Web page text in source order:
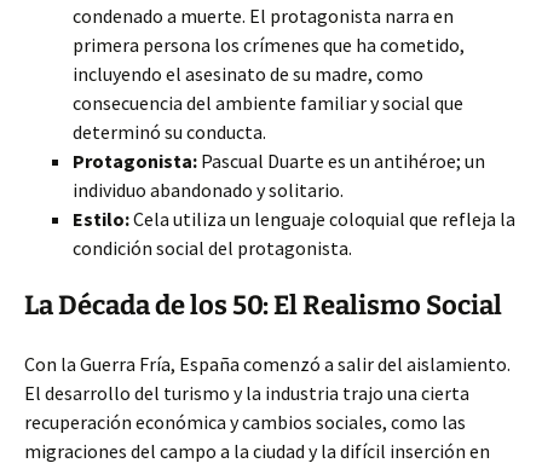
condenado a muerte. El protagonista narra en
primera persona los crímenes que ha cometido,
incluyendo el asesinato de su madre, como
consecuencia del ambiente familiar y social que
determinó su conducta.
Protagonista: Pascual Duarte es un antihéroe; un
individuo abandonado y solitario.
Estilo:Cela utiliza un lenguaje coloquial que refleja la
condición social del protagonista.
La Década de los 50: El Realismo Social
Con la Guerra Fría, España comenzó a salir del aislamiento.
El desarrollo del turismo y la industria trajo una cierta
recuperación económica y cambios sociales, como las
migraciones del campo a la ciudad y la difícil inserción en